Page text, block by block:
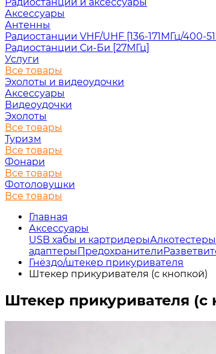
Аксессуары
Антенны
Радиостанции VHF/UHF [136-171МГц/400-
Радиостанции Си-Би [27МГц]
Услуги
Все товары
Эхолоты и видеоудочки
Аксессуары
Видеоудочки
Эхолоты
Все товары
Туризм
Все товары
Фонари
Все товары
Фотоловушки
Все товары
Главная
Аксессуары
USB хабы и картридерыАлкотестеры
адаптерыПредохранители
Гнёздо/штекер прикуривателя
Штекер прикуривателя (с кнопкой)
Штекер прикуривателя (с